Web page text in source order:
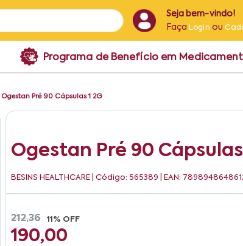
Seja bem-vindo!
Faça Login ou
Programa de Benefício em
Ogestan Pré 90 Cápsulas 1 2G
Ogestan Pré 90 Cápsulas
BESINS HEALTHCARE | Código: 565389 | EAN:
212,36 11% OFF
190,00